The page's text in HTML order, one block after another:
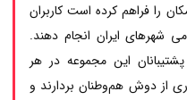
را فراهم کرده است کاربران
شهرهای ایران انجام دهند.
این مجموعه در هر
از دوش هم‌وطنان بردارند و